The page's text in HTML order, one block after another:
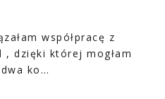
współpracę z
, dzięki której mogłam
ko…